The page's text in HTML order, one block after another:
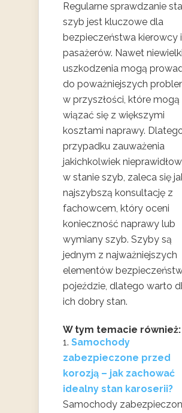
Regularne sprawdzanie
szyb jest kluczowe dla
bezpieczeństwa kierowcy i
pasażerów. Nawet
uszkodzenia mogą
do poważniejszych
w przyszłości, które mogą
wiązać się z większymi
kosztami naprawy.
przypadku zauważenia
jakichkolwiek
w stanie szyb, zaleca się
najszybszą konsultację z
fachowcem, który oceni
konieczność naprawy lub
wymiany szyb. Szyby są
jednym z najważniejszych
elementów
pojeździe, dlatego warto
ich dobry stan.
W tym temacie również:
Samochody
zabezpieczone przed
korozją – jak zachować
idealny stan karoserii?
Samochody